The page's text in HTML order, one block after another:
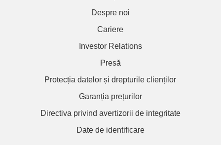
Despre noi
Cariere
Investor Relations
Presă
Protecția datelor și drepturile clienților
Garanția prețurilor
Directiva privind avertizorii de integritate
Date de identificare